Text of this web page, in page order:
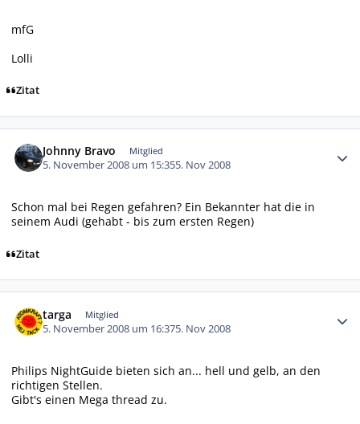
mfG
Lolli
Zitat
Johnny Bravo Mitglied
5. November 2008 um 15:355. Nov 2008
Schon mal bei Regen gefahren? Ein Bekannter hat die in
seinem Audi (gehabt - bis zum ersten Regen)
Zitat
targa Mitglied
5. November 2008 um 16:375. Nov 2008
Philips NightGuide bieten sich an... hell und gelb, an den
richtigen Stellen.
Gibt's einen Mega thread zu.